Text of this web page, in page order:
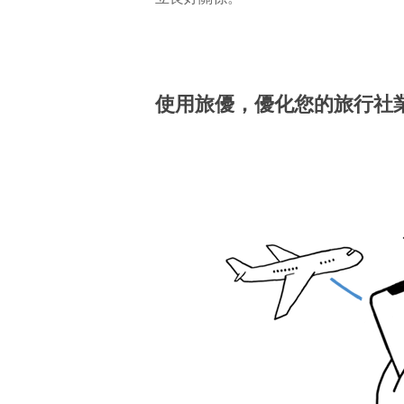
使用旅優，優化您的旅行社